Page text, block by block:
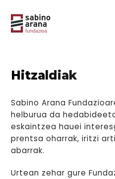
Hitzaldiak
Sabino Arana
helburua da
eskaintzea hauei
prentsa oharrak, iritzi
abarrak.
Urtean zehar gure